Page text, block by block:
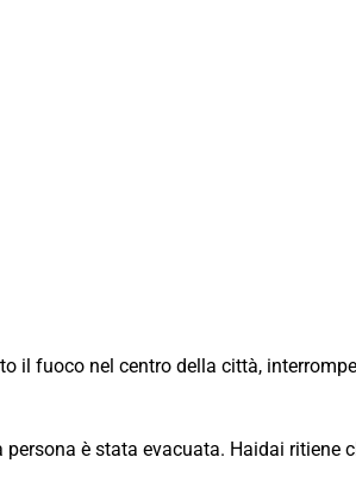
il fuoco nel centro della città,
è stata evacuata. Haidai ritiene